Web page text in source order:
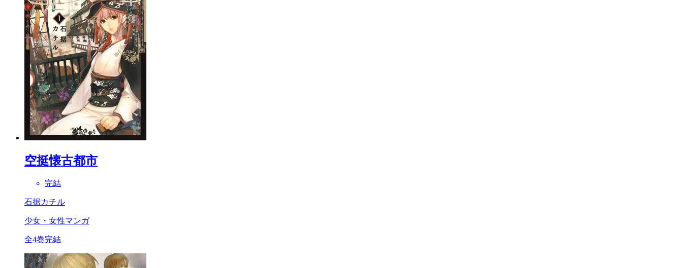
空挺懐古都市
完結
石据カチル
少女・女性マンガ
全4巻完結